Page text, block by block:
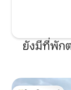
ยังมีที่พัก